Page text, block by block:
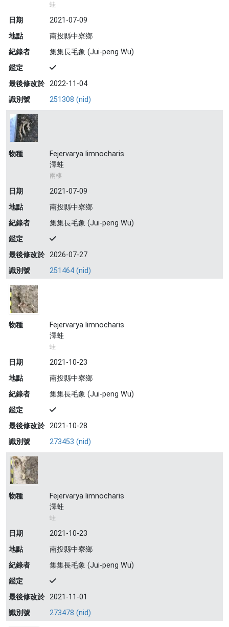
蛙
日期
2021-07-09
地點
南投縣中寮鄉
紀錄者
集集長毛象 (Jui-peng Wu)
鑑定
最後修改於 2022-11-04
識別號
251308 (nid)
物種
Fejervarya limnocharis
澤蛙
兩棲
日期
2021-07-09
地點
南投縣中寮鄉
紀錄者
集集長毛象 (Jui-peng Wu)
鑑定
最後修改於 2026-07-27
識別號
251464 (nid)
物種
Fejervarya limnocharis
澤蛙
蛙
日期
2021-10-23
地點
南投縣中寮鄉
紀錄者
集集長毛象 (Jui-peng Wu)
鑑定
最後修改於 2021-10-28
識別號
273453 (nid)
物種
Fejervarya limnocharis
澤蛙
蛙
日期
2021-10-23
地點
南投縣中寮鄉
紀錄者
集集長毛象 (Jui-peng Wu)
鑑定
最後修改於 2021-11-01
識別號
273478 (nid)